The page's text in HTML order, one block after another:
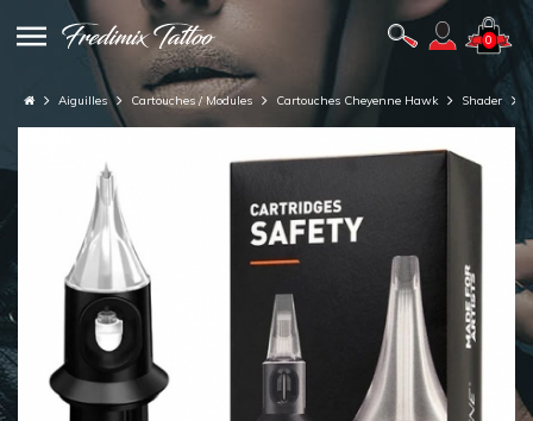
0
Aiguilles Cartouches / Modules Cartouches Cheyenne Hawk Shader